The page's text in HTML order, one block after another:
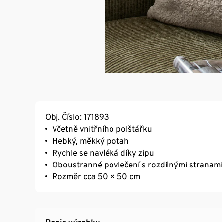
Obj. Číslo: 171893
Včetně vnitřního polštářku
Hebký, měkký potah
Rychle se navléká díky zipu
Oboustranné povlečení s rozdílnými stranami
Rozměr cca 50 × 50 cm